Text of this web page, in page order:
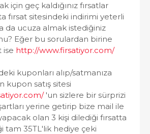
için geç kaldığınız fırsatlar
fırsat sitesindeki indirimi yeterli
da ucuza almak istediğiniz
Eğer bu sorulardan birine
ise http://www.firsatiyor.com/
kuponları alıp/satmanıza
kupon satış sitesi
'un sizlere bir sürprizi
yerine getirip bize mail ile
olan 3 kişi dilediği fırsatta
tam 35TL'lik hediye çeki